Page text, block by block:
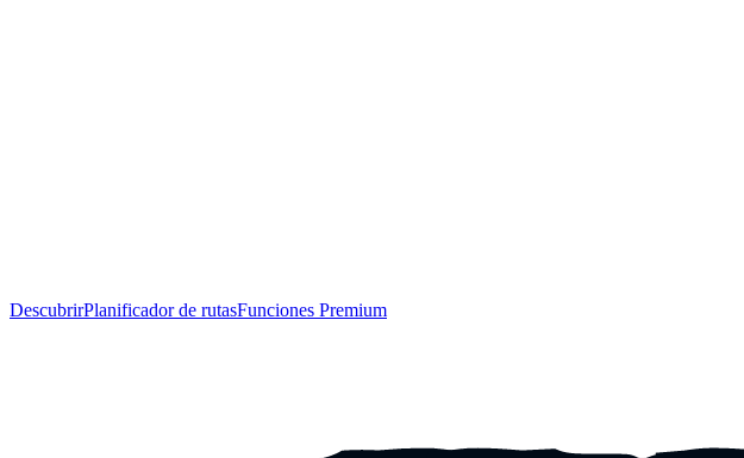
DescubrirPlanificador de rutasFunciones Premium